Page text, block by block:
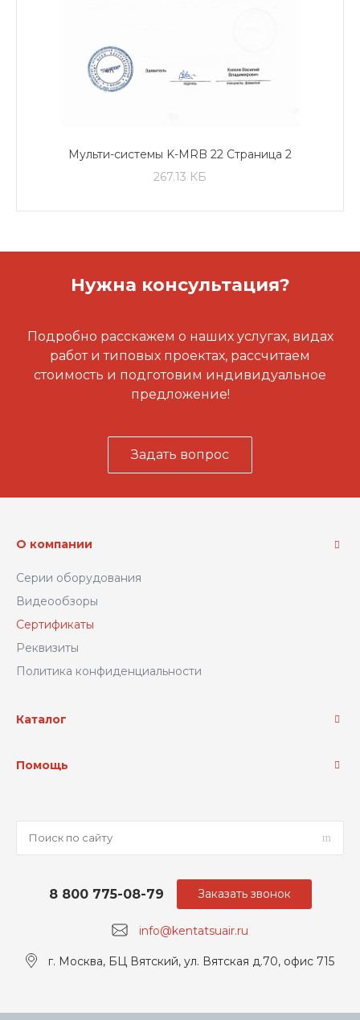
Мульти-системы K-MRB 22 Страница 2
267.13 КБ
Нужна консультация?
Подробно расскажем о наших услугах, видах
работ и типовых проектах, рассчитаем
стоимость и подготовим индивидуальное
предложение!
Задать вопрос
О компании
Серии оборудования
Видеообзоры
Сертификаты
Реквизиты
Политика конфиденциальности
Каталог
Помощь
info@kentatsuair.ru
8 800 775-08-79
г. Москва, БЦ Вятский, ул. Вятская д.70, офис 715
Заказать звонок